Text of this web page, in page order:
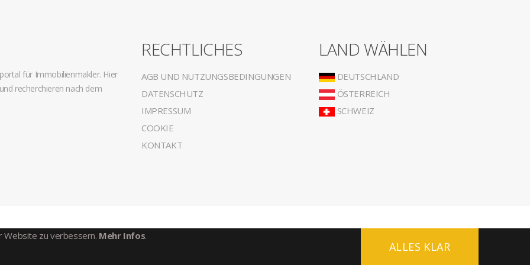
für Immobilienmakler. Hier
recherchieren nach dem
RECHTLICHES
AGB UND NUTZUNGSBEDINGUNGEN
DATENSCHUTZ
IMPRESSUM
COOKIE
KONTAKT
LAND WÄHLEN
DEUTSCHLAND
ÖSTERREICH
SCHWEIZ
ALLES KLAR
Website zu verbessern. Mehr Infos.